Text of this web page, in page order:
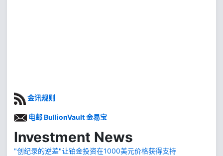
金讯规则
电邮 BullionVault 金易宝
Investment News
"创纪录的逆差"让铂金投资在1000美元价格获得支持